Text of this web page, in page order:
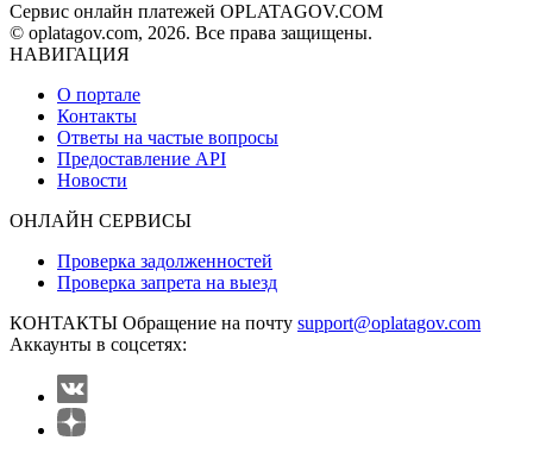
Сервис онлайн платежей OPLATAGOV.COM
© oplatagov.com, 2026. Все права защищены.
НАВИГАЦИЯ
О портале
Контакты
Ответы на частые вопросы
Предоставление API
Новости
ОНЛАЙН СЕРВИСЫ
Проверка задолженностей
Проверка запрета на выезд
КОНТАКТЫ Обращение на почту support@oplatagov.com
Аккаунты в соцсетях: